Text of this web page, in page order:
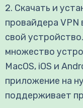
2. Скачать и
провайдера
свой
множество
MacOS, iOS и
приложение на
поддерживает